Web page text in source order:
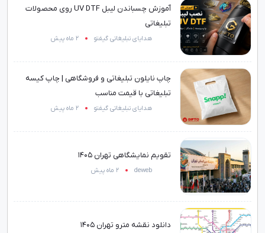
آموزش چسباندن لیبل UV DTF روی محصولات
تبلیغاتی
هدایای تبلیغاتی گیفتو 2 ماه پیش
چاپ نایلون تبلیغاتی و فروشگاهی | چاپ کیسه
تبلیغاتی با قیمت مناسب
هدایای تبلیغاتی گیفتو 2 ماه پیش
تقویم نمایشگاهی تهران 1405
deweb 2 ماه پیش
دانلود نقشه مترو تهران 1405